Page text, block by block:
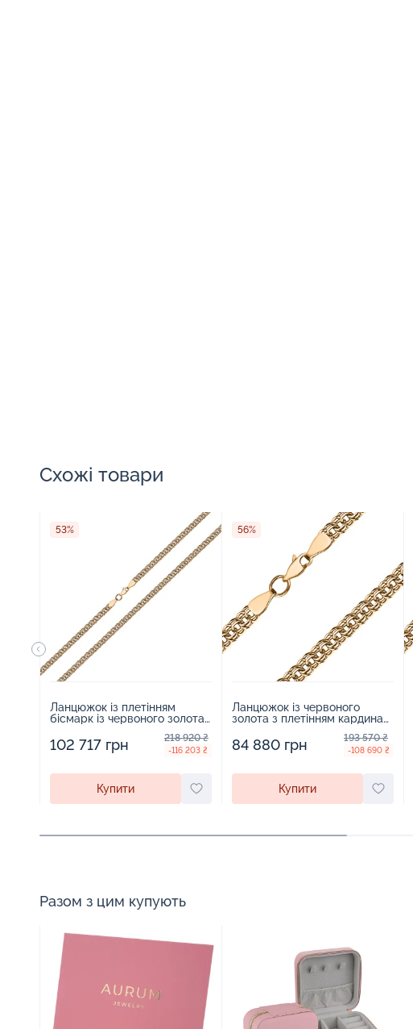
Схожі товари
53%
Ланцюжок із плетінням
бісмарк із червоного золота
102 717 грн 218 920 ₴
-116 203 ₴
Купити
56%
Ланцюжок із червоного
золота з плетінням кардинал
84 880 грн 193 570 ₴
-108 690 ₴
Купити
Разом з цим купують